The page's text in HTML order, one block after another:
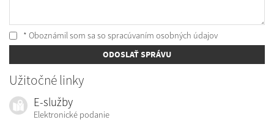
* Oboznámil som sa so spracúvaním osobných údajov
ODOSLAŤ SPRÁVU
Užitočné linky
E-služby
Elektronické podanie